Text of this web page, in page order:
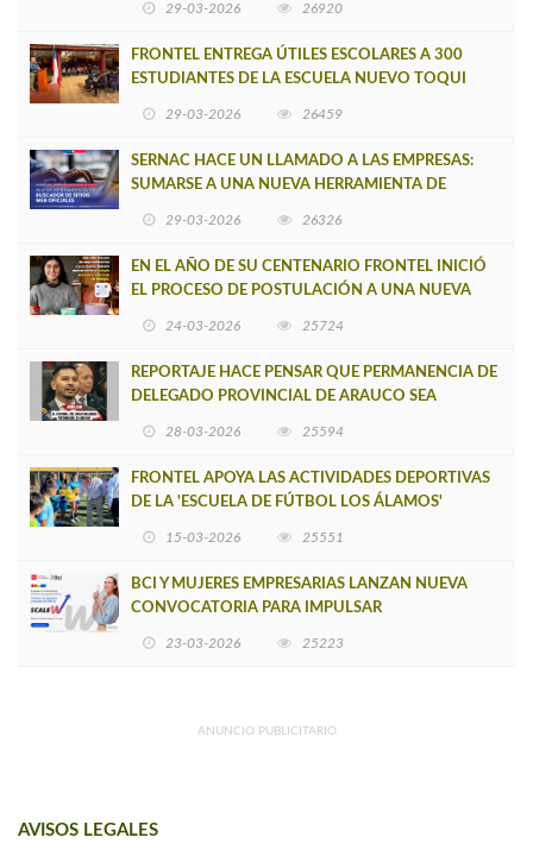
29-03-2026 26920
FRONTEL ENTREGA ÚTILES ESCOLARES A 300
ESTUDIANTES DE LA ESCUELA NUEVO TOQUI
29-03-2026 26459
SERNAC HACE UN LLAMADO A LAS EMPRESAS:
SUMARSE A UNA NUEVA HERRAMIENTA DE
29-03-2026 26326
EN EL AÑO DE SU CENTENARIO FRONTEL INICIÓ
EL PROCESO DE POSTULACIÓN A UNA NUEVA
24-03-2026 25724
REPORTAJE HACE PENSAR QUE PERMANENCIA DE
DELEGADO PROVINCIAL DE ARAUCO SEA
28-03-2026 25594
FRONTEL APOYA LAS ACTIVIDADES DEPORTIVAS
DE LA 'ESCUELA DE FÚTBOL LOS ÁLAMOS'
15-03-2026 25551
BCI Y MUJERES EMPRESARIAS LANZAN NUEVA
CONVOCATORIA PARA IMPULSAR
23-03-2026 25223
ANUNCIO PUBLICITARIO
AVISOS LEGALES